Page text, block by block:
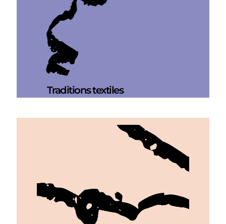
Traditions textiles